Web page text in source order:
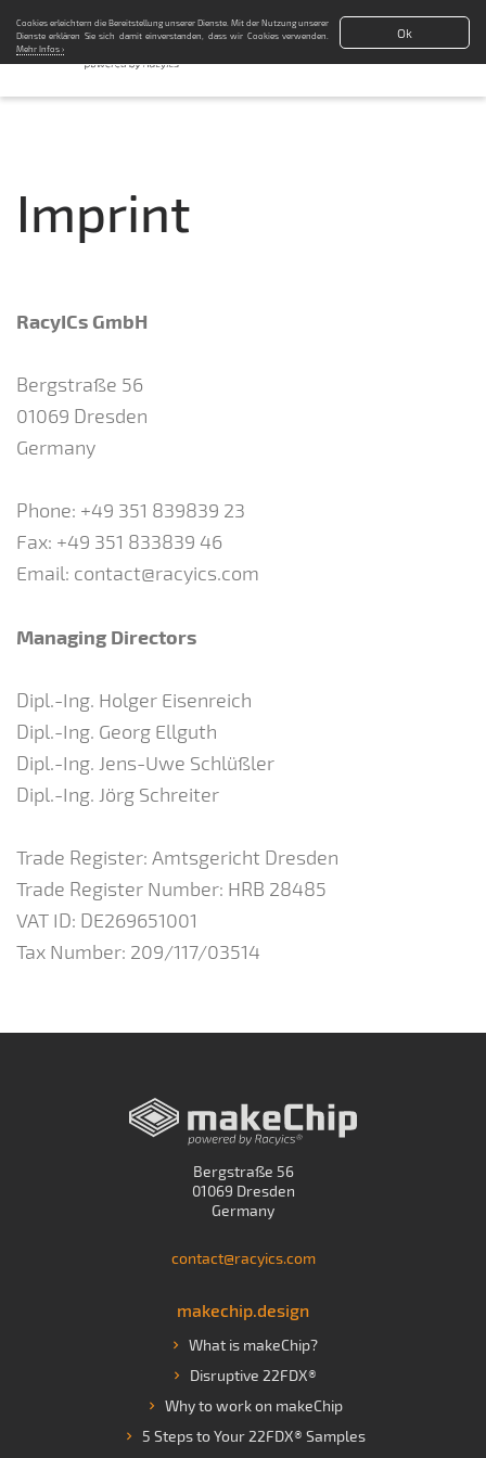
Ok
Cookies erleichtern die Bereitstellung unserer Dienste. Mit der Nutzung unserer
Dienste erklären Sie sich damit einverstanden, dass wir Cookies verwenden.
Mehr Infos ›
Imprint
RacyICs GmbH
Bergstraße 56
01069 Dresden
Germany
Phone: +49 351 839839 23
Fax: +49 351 833839 46
Email: contact@racyics.com
Managing Directors
Dipl.-Ing. Holger Eisenreich
Dipl.-Ing. Georg Ellguth
Dipl.-Ing. Jens-Uwe Schlüßler
Dipl.-Ing. Jörg Schreiter
Trade Register: Amtsgericht Dresden
Trade Register Number: HRB 28485
VAT ID: DE269651001
Tax Number: 209/117/03514
Bergstraße 56
01069 Dresden
Germany
contact@racyics.com
makechip.design
What is makeChip?
Disruptive 22FDX®
Why to work on makeChip
5 Steps to Your 22FDX® Samples